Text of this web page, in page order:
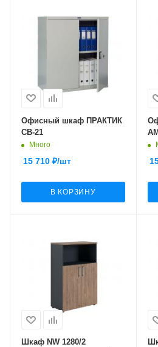
Офисный шкаф ПРАКТИК
CB-21
Много
15 710 ₽/шт
В КОРЗИНУ
Шкаф NW 1280/2